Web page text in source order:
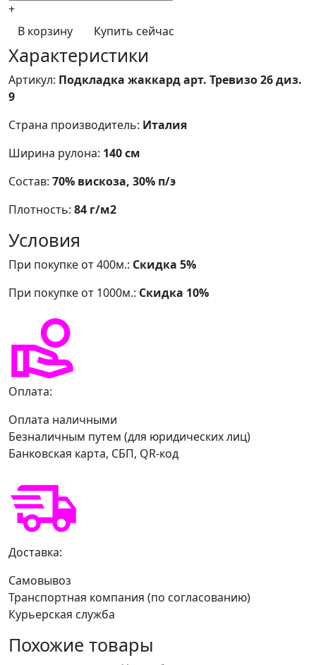
+
В корзину
Купить сейчас
Характеристики
Артикул: Подкладка жаккард арт. Тревизо 26 диз.
9
Страна производитель: Италия
Ширина рулона: 140 см
Состав: 70% вискоза, 30% п/э
Плотность: 84 г/м2
Условия
При покупке от 400м.: Скидка 5%
При покупке от 1000м.: Скидка 10%
Оплата:
Оплата наличными
Безналичным путем (для юридических лиц)
Банковская карта, СБП, QR-код
Доставка:
Самовывоз
Транспортная компания (по согласованию)
Курьерская служба
Похожие товары